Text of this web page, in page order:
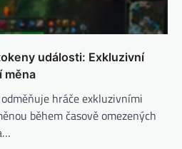
události: Exkluzivní
měna
hráče exkluzivními
během časově omezených